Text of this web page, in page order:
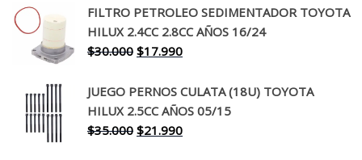
original
era:
$260.000.
actual
es:
FILTRO PETROLEO SEDIMENTADOR TOYOTA
HILUX 2.4CC 2.8CC AÑOS 16/24
$30.000 El
original
era:
$30.000.
$17.990El
actual
es:
$17.990.
JUEGO PERNOS CULATA (18U) TOYOTA
HILUX 2.5CC AÑOS 05/15
$35.000 El
$21.990El